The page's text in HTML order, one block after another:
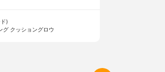
)
グ クッショングロウ